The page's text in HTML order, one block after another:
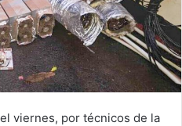
viernes, por técnicos de la